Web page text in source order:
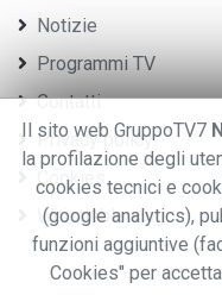
Notizie
Programmi TV
Contatti
Privacy policy
Cookies
Whistleblowing
Il sito web GruppoTV7
la profilazione degli
cookies tecnici e
(google analytics),
funzioni aggiuntive
Cookies" per